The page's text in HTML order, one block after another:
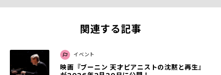
関連する記事
イベント
映画『ブーニン 天才ピアニストの沈黙と再⽣』